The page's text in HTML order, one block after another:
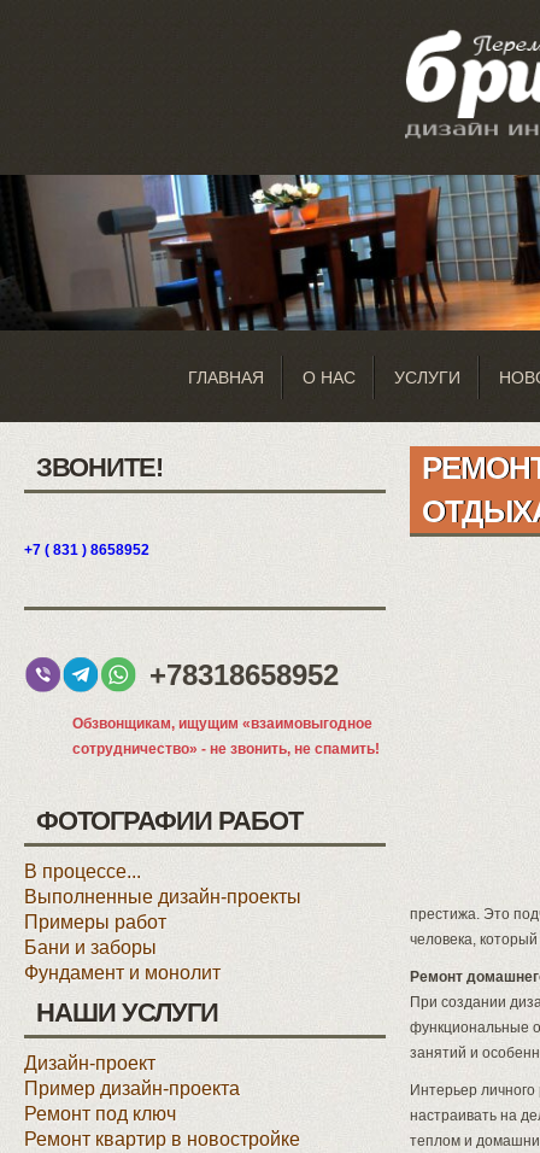
ГЛАВНАЯ О НАС УСЛУГИ
ЗВОНИТЕ!
+7 ( 831 ) 8658952
+78318658952
Обзвонщикам, ищущим «взаимовыгодное
сотрудничество» - не звонить, не спамить!
ФОТОГРАФИИ РАБОТ
В процессе...
Выполненные дизайн-проекты
Примеры работ
Бани и заборы
Фундамент и монолит
НАШИ УСЛУГИ
Дизайн-проект
Пример дизайн-проекта
Ремонт под ключ
Ремонт квартир в новостройке
престижа. Это
человека,
Ремонт
При создании
функциональные
занятий и
Интерьер
настраивать на
теплом и